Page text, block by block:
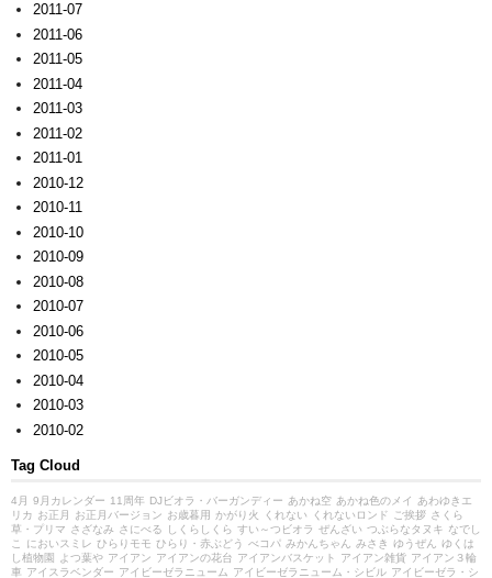
2011-07
2011-06
2011-05
2011-04
2011-03
2011-02
2011-01
2010-12
2010-11
2010-10
2010-09
2010-08
2010-07
2010-06
2010-05
2010-04
2010-03
2010-02
Tag Cloud
4月 9月カレンダー 11周年 DJビオラ・バーガンディー あかね空 あかね色のメイ
あわゆきエ
リカ お正月 お正月バージョン お歳暮用 かがり火 くれない くれないロンド ご挨拶 さくら
草・プリマ さざなみ さにべる しくらしくら すい～つビオラ ぜんざい つぶらなタヌキ なでし
こ
においスミレ ひらりモモ ひらり・赤ぶどう べコパ みかんちゃん みさき ゆうぜん
ゆくは
し植物園
よつ葉や アイアン アイアンの花台 アイアンバスケット アイアン雑貨 アイアン３輪
車 アイスラベンダー アイビーゼラニューム アイビーゼラニューム・シビル アイビーゼラ・シ